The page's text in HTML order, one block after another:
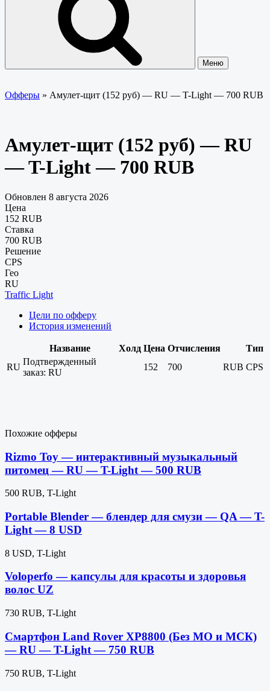
Меню
Офферы » Амулет-щит (152 руб) — RU — T-Light — 700 RUB
Амулет-щит (152 руб) — RU
— T-Light — 700 RUB
Обновлен 8 августа 2026
Цена
152 RUB
Ставка
700 RUB
Решение
CPS
Гео
RU
Traffic Light
Цели по офферу
История изменений
Название Холд Цена Отчисления
Тип
RU
Подтвержденный
заказ: RU
152 700 RUB CPS
Похожие офферы
Rizmo Toy — интерактивный музыкальный
питомец — RU — T-Light — 500 RUB
500 RUB, T-Light
Portable Blender — блендер для смузи — QA — T-
Light — 8 USD
8 USD, T-Light
Voloperfo — капсулы для красоты и здоровья
волос UZ
730 RUB, T-Light
Смартфон Land Rover XP8800 (Без МО и МСК)
— RU — T-Light — 750 RUB
750 RUB, T-Light